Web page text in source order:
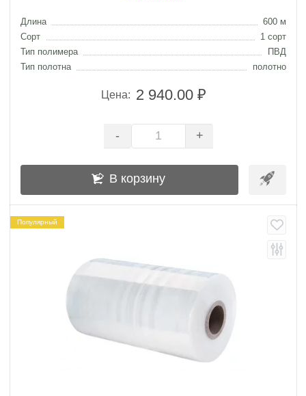
Длина
600 м
Сорт
1 сорт
Тип полимера
ПВД
Тип полотна
полотно
Цена: 2 940.00 ₽
- +
В корзину
Популярный